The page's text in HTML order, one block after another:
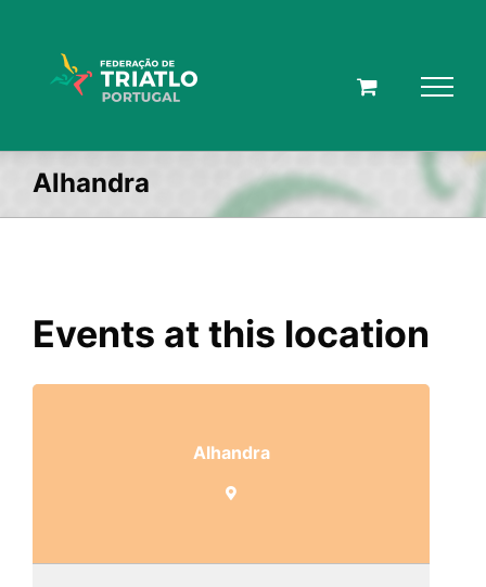
Alhandra
Events at this location
Alhandra